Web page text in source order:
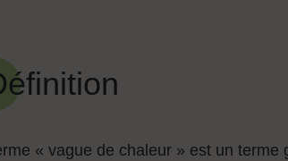
« vague de chaleur » est un